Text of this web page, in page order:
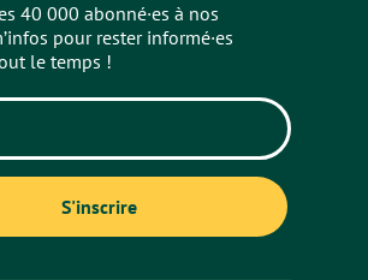
40 000 abonné·es à nos
pour rester informé·es
le temps !